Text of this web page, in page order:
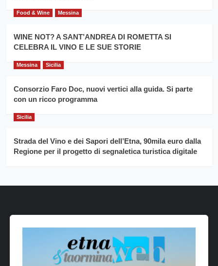
Food & Wine Messina
WINE NOT? A SANT’ANDREA DI ROMETTA SI
CELEBRA IL VINO E LE SUE STORIE
Messina Sicilia
Consorzio Faro Doc, nuovi vertici alla guida. Si parte
con un ricco programma
Sicilia
Strada del Vino e dei Sapori dell’Etna, 90mila euro dalla
Regione per il progetto di segnaletica turistica digitale